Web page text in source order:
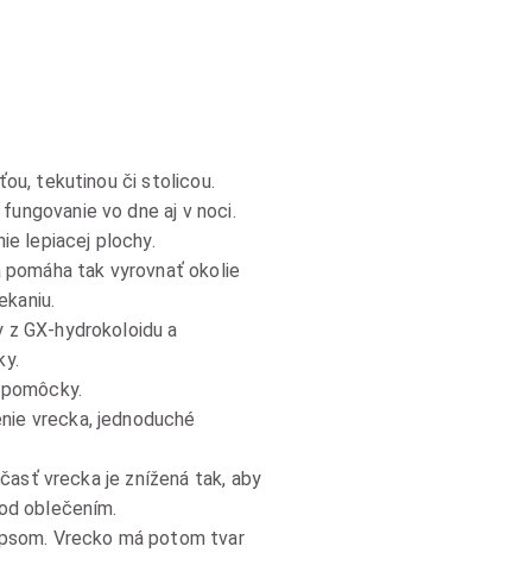
tekutinou či stolicou.
vo dne aj v noci.
lepiacej plochy.
tak vyrovnať okolie
GX-hydrokoloidu a
vrecka, jednoduché
vrecka je znížená tak, aby
oblečením.
Vrecko má potom tvar